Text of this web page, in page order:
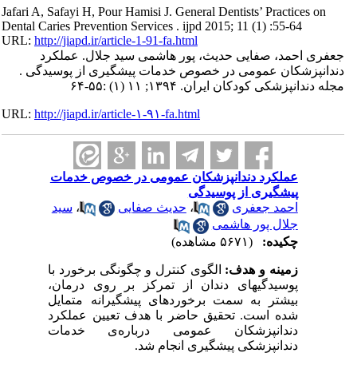
Jafari A, Safayi H, Pour Hamisi J. General Dentists’ Practices on
Dental Caries Prevention Services . ijpd 2015; 11 (1) :55-64
URL:http://jiapd.ir/article-1-91-fa.html
جعفری احمد، صفایی حدیث، پور هاشمی سید جلال. عملکرد
دندانپزشکان عمومی در خصوص خدمات پیشگیری از پوسیدگی .
مجله دندانپزشکی کودکان ایران. ۱۳۹۴; ۱۱ (۱) :۵۵-۶۴
URL:http://jiapd.ir/article-۱-۹۱-fa.html
عملکرد دندانپزشکان عمومی در خصوص خدمات
پیشگیری از پوسیدگی
احمد جعفری
،حدیث صفایی ،سید
جلال پور هاشمی
چکیده:
زمینه و هدف:الگوی کنترل و چگونگی برخورد با
پوسیدگی­های دندان از تمرکز بر روی درمان،
بیشتر به سمت برخوردهای پیشگیرانه متمایل
شده است.تحقیق حاضر با هدف تعیین عملکرد
دندانپزشکان عمومی درباره‌ی خدمات
دندانپزشکی پیشگیری انجام شد.